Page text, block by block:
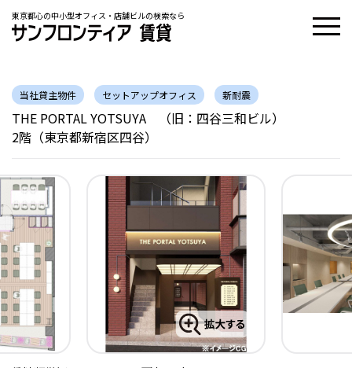
東京都心の中小型オフィス・店舗ビルの検索なら
当社貸主物件 セットアップオフィス 新耐震
THE PORTAL YOTSUYA （旧：四谷三和ビル）
2階（東京都新宿区四谷）